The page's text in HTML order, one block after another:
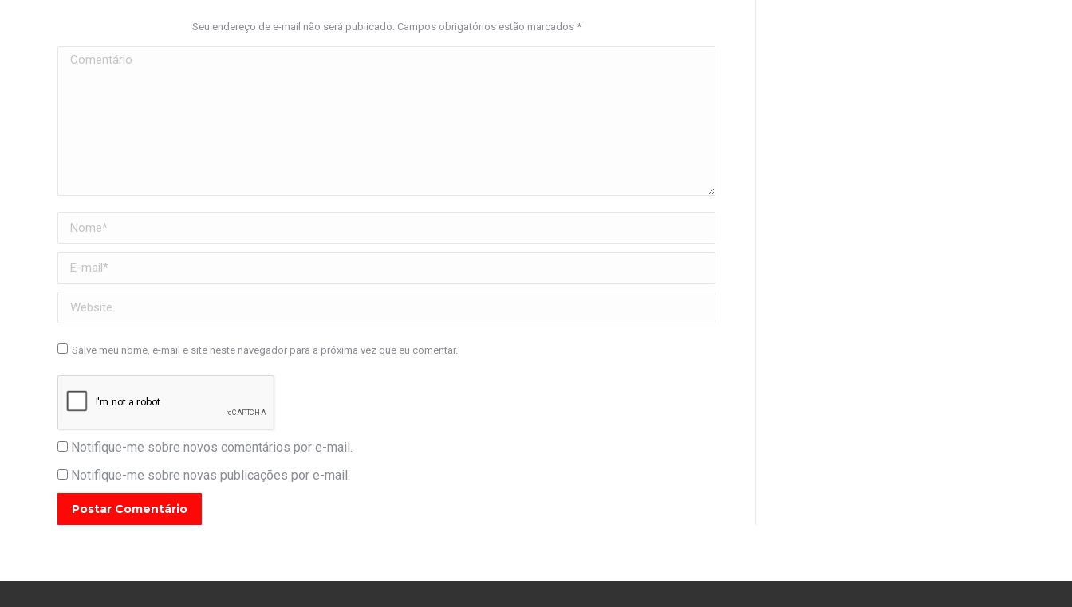
Seu endereço de e-mail não será publicado. Campos obrigatórios estão marcados *
Comentário
Nome *
E-mail *
Website
Salve meu nome, e-mail e site neste navegador para a próxima vez que eu comentar.
Notifique-me sobre novos comentários por e-mail.
Notifique-me sobre novas publicações por e-mail.
Postar Comentário